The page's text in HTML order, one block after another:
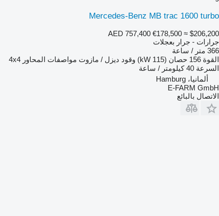
Mercedes-Benz MB trac 1600 turbo
AED 757,400 €178,500 ≈ $206,200
جرارات - جرار بعجلات
366 متر / ساعة
القوة 156 حصان (115 kW) وقود ديزل / مازوت مواصفات المحاور 4x4
السرعة 40 كيلومتر / ساعة
ألمانيا، Hamburg
E-FARM GmbH
الاتصال بالبائع